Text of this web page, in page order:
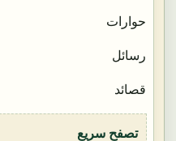
حوارات
رسائل
قصائد
تصفح سريع